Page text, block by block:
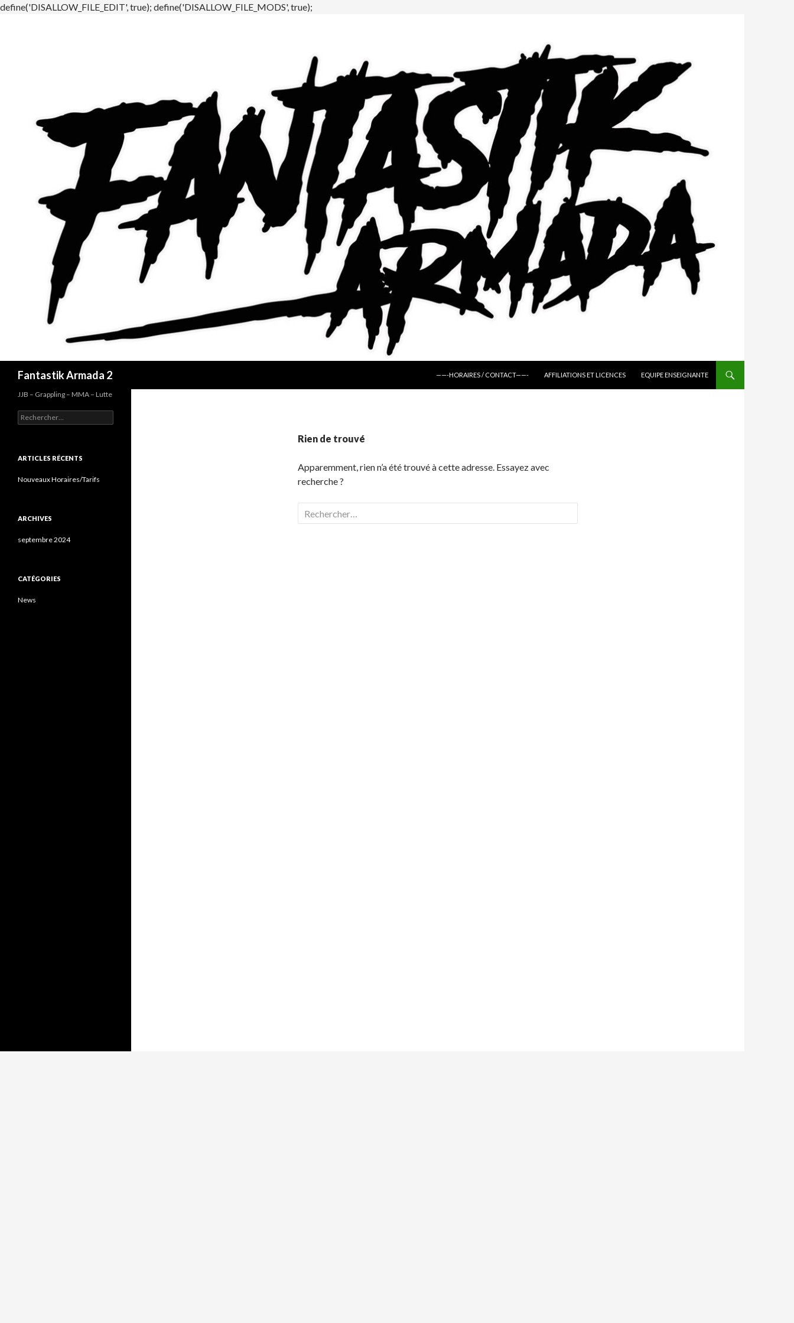
define('DISALLOW_FILE_EDIT', true); define('DISALLOW_FILE_MODS', true);
Fantastik Armada 2
——-HORAIRES / CONTACT——-
AFFILIATIONS ET LICENCES EQUIPE ENSEIGNANTE
Rien de trouvé
Apparemment, rien n’a été trouvé à cette adresse. Essayez avec
recherche ?
Rechercher :
JJB – Grappling – MMA – Lutte
Rechercher :
ARTICLES RÉCENTS
Nouveaux Horaires/Tarifs
ARCHIVES
septembre 2024
CATÉGORIES
News